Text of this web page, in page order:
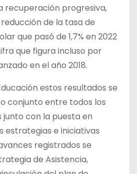
recuperación progresiva,
de la tasa de
que pasó de 1,7% en 2022
que figura incluso por
en el año 2018.
estos resultados se
conjunto entre todos los
con la puesta en
estrategias e iniciativas
registrados se
de Asistencia,